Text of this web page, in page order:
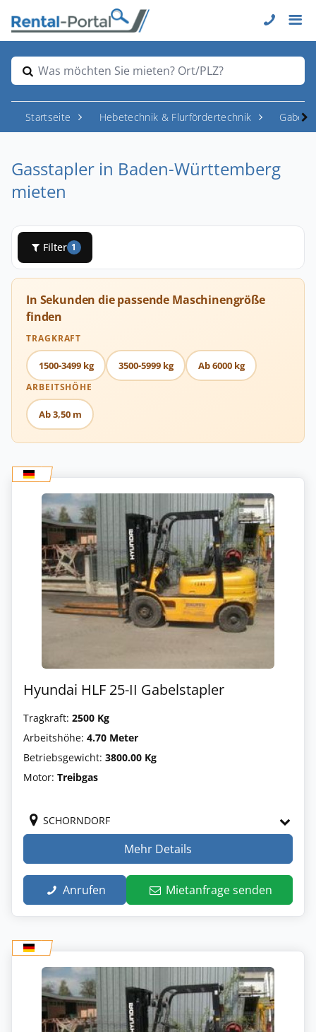
Was möchten Sie mieten? Ort/PLZ?
Startseite Hebetechnik & Flurfördertechnik
Gasstapler in Baden-Württemberg
mieten
Filter 1
In Sekunden die passende Maschinengröße
finden
TRAGKRAFT
1500-3499 kg 3500-5999 kg Ab 6000 kg
ARBEITSHÖHE
Ab 3,50 m
Hyundai HLF 25-II Gabelstapler
Tragkraft: 2500 Kg
Arbeitshöhe: 4.70 Meter
Betriebsgewicht: 3800.00 Kg
Motor: Treibgas
SCHORNDORF
Mehr Details
Anrufen Mietanfrage senden